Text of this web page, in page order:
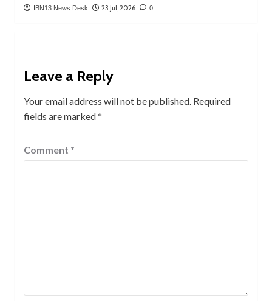
IBN13 News Desk 23 Jul, 2026 0
Leave a Reply
Your email address will not be published. Required
fields are marked*
Comment *